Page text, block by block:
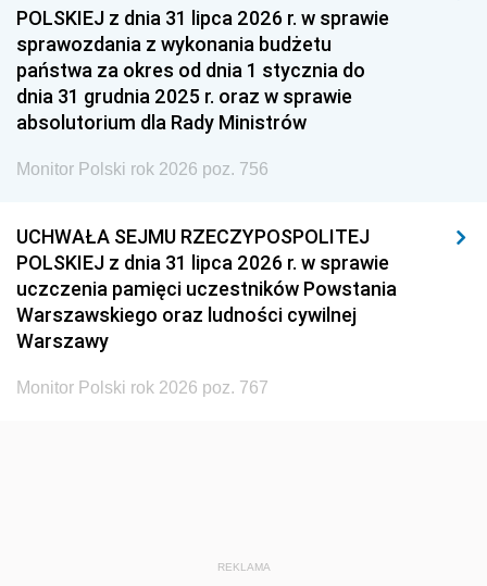
1951 1950
1948 1947 1946
1939 1938
POLSKIEJ z dnia 31 lipca 2026 r. w sprawie
sprawozdania z wykonania budżetu
państwa za okres od dnia 1 stycznia do
dnia 31 grudnia 2025 r. oraz w sprawie
absolutorium dla Rady Ministrów
Monitor Polski rok 2026 poz. 756
UCHWAŁA SEJMU RZECZYPOSPOLITEJ
POLSKIEJ z dnia 31 lipca 2026 r. w sprawie
uczczenia pamięci uczestników Powstania
Warszawskiego oraz ludności cywilnej
Warszawy
Monitor Polski rok 2026 poz. 767
REKLAMA